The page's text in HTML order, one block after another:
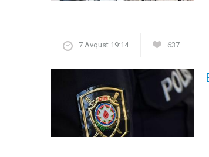
7 Avqust 19:14 637